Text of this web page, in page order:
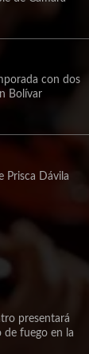
con dos
Bolívar
Prisca Dávila
presentará
de fuego en la